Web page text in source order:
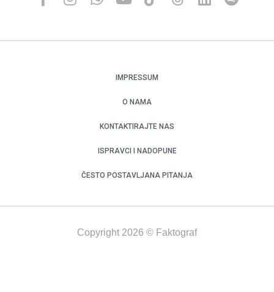
IMPRESSUM
O NAMA
KONTAKTIRAJTE NAS
ISPRAVCI I NADOPUNE
ČESTO POSTAVLJANA PITANJA
Copyright 2026 © Faktograf